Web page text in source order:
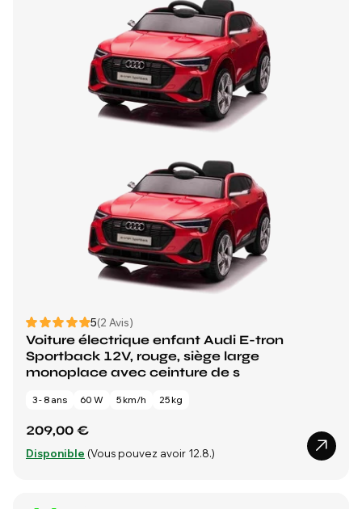
5(2 Avis)
Voiture électrique enfant Audi E-tron
Sportback 12V, rouge, siège large
monoplace avec ceinture de s
3 - 8 ans 60 W 5 km/h 25 kg
209,00 €
Disponible (Vous pouvez avoir 12.8.)